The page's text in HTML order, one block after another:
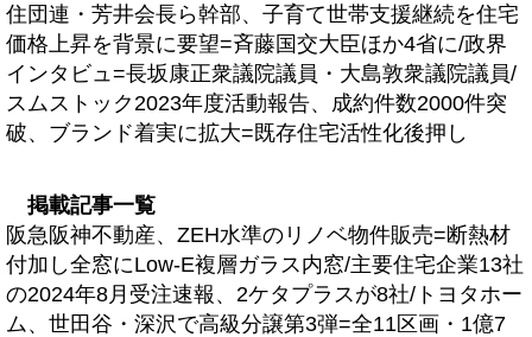
住団連・芳井会長ら幹部、子育て世帯支援継続を住宅
価格上昇を背景に要望=斉藤国交大臣ほか4省に/政界
インタビュ=長坂康正衆議院議員・大島敦衆議院議員/
スムストック2023年度活動報告、成約件数2000件突
破、ブランド着実に拡大=既存住宅活性化後押し
掲載記事一覧
阪急阪神不動産、ZEH水準のリノベ物件販売=断熱材
付加し全窓にLow-E複層ガラス内窓/主要住宅企業13社
の2024年8月受注速報、2ケタプラスが8社/トヨタホー
ム、世田谷・深沢で高級分譲第3弾=全11区画・1億7